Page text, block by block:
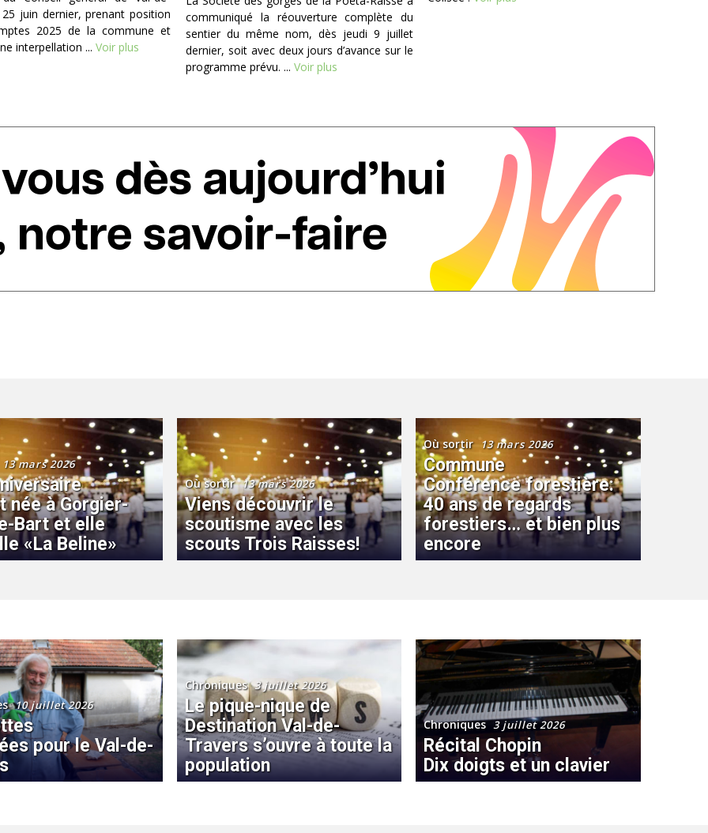
juin dernier, prenant position
2025 de la commune et
interpellation ... Voir plus
communiqué la réouverture complète du
sentier du même nom, dès jeudi 9 juillet
dernier, soit avec deux jours d’avance sur le
programme prévu. ... Voir plus
13 mars 2026
née à Gorgier-
Bart et elle
«La Beline»
Où sortir 13 mars 2026
Viens découvrir le
scoutisme avec les
scouts Trois Raisses!
Où sortir 13 mars 2026
Commune
Conférence forestière:
40 ans de regards
forestiers… et bien plus
encore
10 juillet 2026
pour le Val-de-
Chroniques 3 juillet 2026
Le pique-nique de
Destination Val-de-
Travers s’ouvre à toute la
population
Chroniques 3 juillet 2026
Récital Chopin
Dix doigts et un clavier